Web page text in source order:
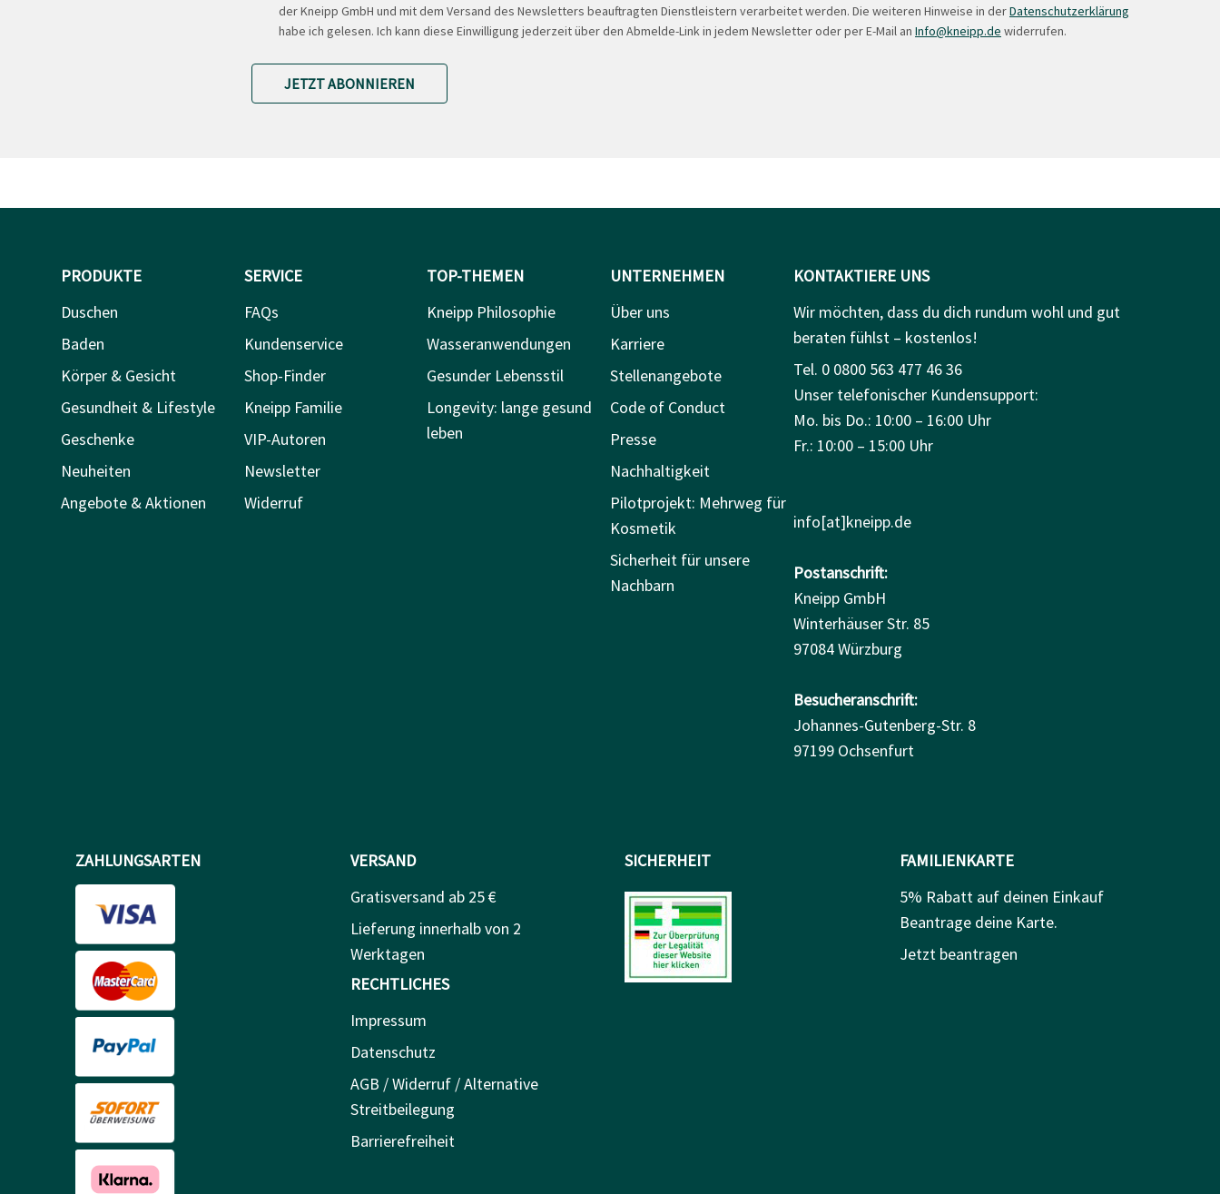
der Kneipp GmbH und mit dem Versand des Newsletters beauftragten Dienstleistern verarbeitet werden. Die weiteren Hinweise in derDatenschutzerklärung
habe ich gelesen. Ich kann diese Einwilligung jederzeit über den Abmelde-Link in jedem Newsletter oder per E-Mail an Info@kneipp.de widerrufen.
JETZT ABONNIEREN
PRODUKTE
Duschen
Baden
Körper & Gesicht
Gesundheit & Lifestyle
Geschenke
Neuheiten
Angebote & Aktionen
SERVICE
FAQs
Kundenservice
Shop-Finder
Kneipp Familie
VIP-Autoren
Newsletter
Widerruf
TOP-THEMEN
Kneipp Philosophie
Wasseranwendungen
Gesunder Lebensstil
Longevity: lange gesund
leben
UNTERNEHMEN
Über uns
Karriere
Stellenangebote
Code of Conduct
Presse
Nachhaltigkeit
Pilotprojekt: Mehrweg für
Kosmetik
Sicherheit für unsere
Nachbarn
KONTAKTIERE UNS
Wir möchten, dass du dich rundum wohl und gut
beraten fühlst – kostenlos!
Tel. 0 0800 563 477 46 36
Unser telefonischer Kundensupport:
Mo. bis Do.: 10:00 – 16:00 Uhr
Fr.: 10:00 – 15:00 Uhr
info[at]kneipp.de
Postanschrift:
Kneipp GmbH
Winterhäuser Str. 85
97084 Würzburg
Besucheranschrift:
Johannes-Gutenberg-Str. 8
97199 Ochsenfurt
ZAHLUNGSARTEN
VERSAND
Gratisversand ab 25 €
Lieferung innerhalb von 2
Werktagen
RECHTLICHES
Impressum
Datenschutz
AGB / Widerruf / Alternative
Streitbeilegung
Barrierefreiheit
SICHERHEIT
FAMILIENKARTE
5% Rabatt auf deinen Einkauf
Beantrage deine Karte.
Jetzt beantragen